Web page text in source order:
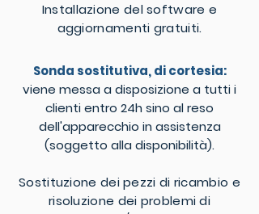
Installazione del software e
aggiornamenti gratuiti.
Sonda sostitutiva, di cortesia:
viene messa a disposizione a tutti i
clienti entro 24h sino al reso
dell'apparecchio in assistenza
(soggetto alla disponibilità).
Sostituzione dei pezzi di ricambio e
risoluzione dei problemi di